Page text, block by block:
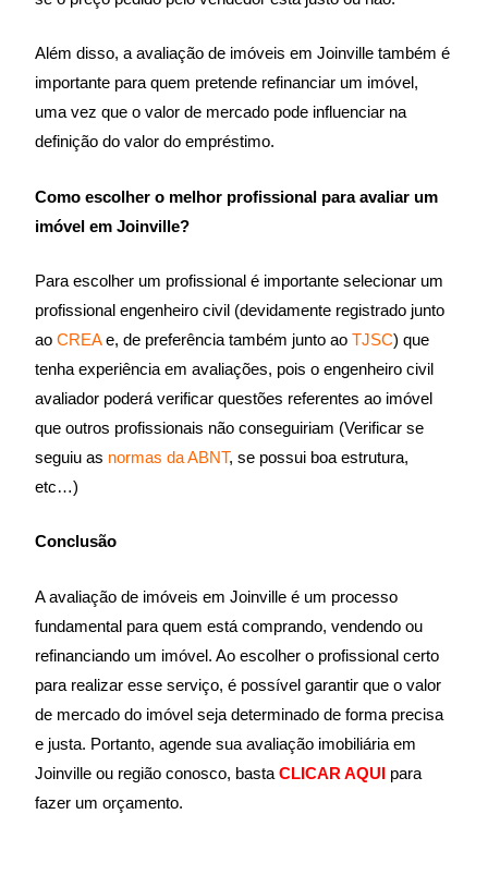
Além disso, a avaliação de imóveis em Joinville também é
importante para quem pretende refinanciar um imóvel,
uma vez que o valor de mercado pode influenciar na
definição do valor do empréstimo.
Como escolher o melhor profissional para avaliar um
imóvel em Joinville?
Para escolher um profissional é importante selecionar um
profissional engenheiro civil (devidamente registrado junto
aoCREA e, de preferência também junto ao TJSC) que
tenha experiência em avaliações, pois o engenheiro civil
avaliador poderá verificar questões referentes ao imóvel
que outros profissionais não conseguiriam (Verificar se
seguiu as normas da ABNT, se possui boa estrutura,
etc…)
Conclusão
A avaliação de imóveis em Joinville é um processo
fundamental para quem está comprando, vendendo ou
refinanciando um imóvel. Ao escolher o profissional certo
para realizar esse serviço, é possível garantir que o valor
de mercado do imóvel seja determinado de forma precisa
e justa. Portanto, agende sua avaliação imobiliária em
Joinville ou região conosco, bastaCLICAR AQUI para
fazer um orçamento.